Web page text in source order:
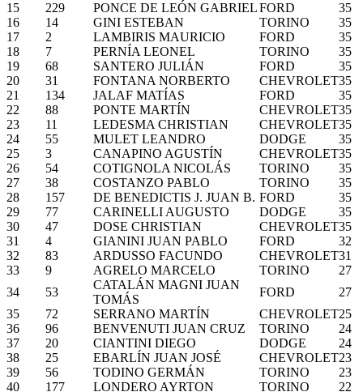
15 229 PONCE DE LEÓN GABRIELFORD
35
16
14 GINI ESTEBAN TORINO
35
17
2 LAMBIRIS MAURICIO FORD
35
18
7 PERNÍA LEONEL TORINO
35
19
68 SANTERO JULIÁN FORD
35
20
31 FONTANA NORBERTO CHEVROLET35
21
134 JALAF MATÍAS FORD
35
22
88 PONTE MARTÍN CHEVROLET35
23
11 LEDESMA CHRISTIAN CHEVROLET35
24
55 MULET LEANDRO DODGE
35
25
3 CANAPINO AGUSTÍN CHEVROLET35
26
54 COTIGNOLA NICOLÁS TORINO
35
27
38 COSTANZO PABLO TORINO
35
28
157 DE BENEDICTIS J. JUAN B. FORD
35
29
77 CARINELLI AUGUSTO DODGE
35
30
47 DOSE CHRISTIAN CHEVROLET35
31
4 GIANINI JUAN PABLO FORD
32
32
83 ARDUSSO FACUNDO CHEVROLET31
33
9 AGRELO MARCELO TORINO
27
34
53
CATALÁN MAGNI JUAN
TOMÁS
FORD
27
35
72 SERRANO MARTÍN CHEVROLET25
36
96 BENVENUTI JUAN CRUZ TORINO
24
37
20 CIANTINI DIEGO DODGE
24
38
25 EBARLÍN JUAN JOSÉ CHEVROLET23
39
56 TODINO GERMÁN TORINO
23
40
177 LONDERO AYRTON TORINO
22